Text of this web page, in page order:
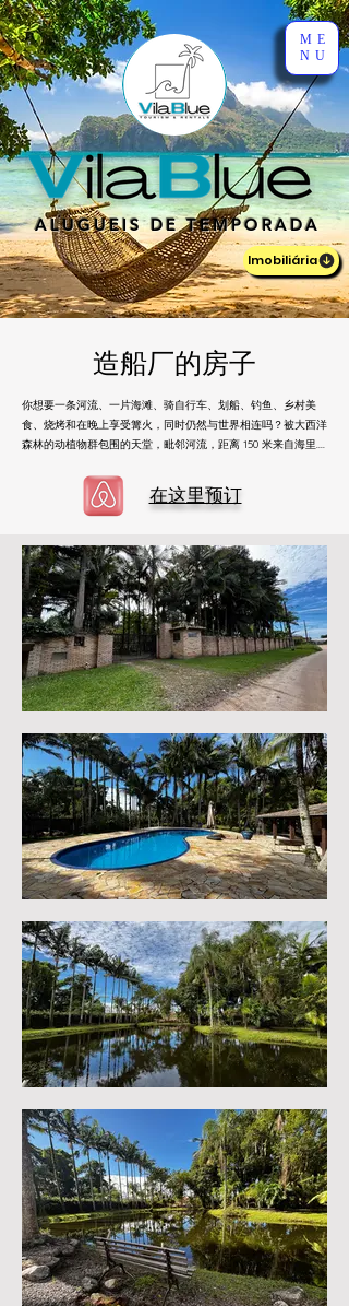
ALUGUEIS DE TEMPORADA
Imobiliária
ME
NU
造船厂的房子
你想要一条河流、一片海滩、骑自行车、划船、钓鱼、乡村美
食、烧烤和在晚上享受篝火，同时仍然与世界相连吗？被大西洋
森林的动植物群包围的天堂，毗邻河流，距离 150 米来自海里....
在这里预订